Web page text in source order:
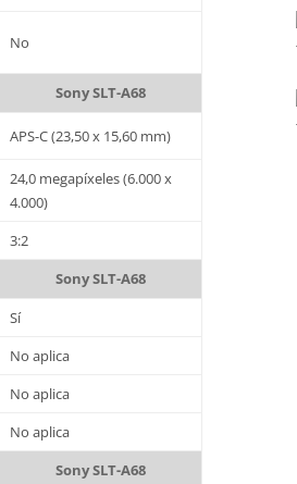
No
Sony SLT-A68
APS-C (23,50 x 15,60 mm)
24,0 megapíxeles (6.000 x
4.000)
3:2
Sony SLT-A68
Sí
No aplica
No aplica
No aplica
Sony SLT-A68